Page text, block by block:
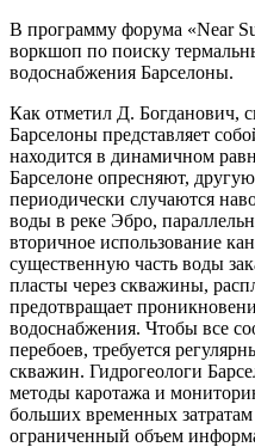
В программу форума «Near
воркшоп по поиску
водоснабжения Барселоны.
Как отметил Д. Богданович,
Барселоны представляет
находится в динамичном
Барселоне опресняют,
периодически случаются
воды в реке Эбро,
вторичное использование
существенную часть воды
пласты через скважины,
предотвращает
водоснабжения. Чтобы все
перебоев, требуется
скважин. Гидрогеологи
методы каротажа и
больших временных затратам
ограниченный объем